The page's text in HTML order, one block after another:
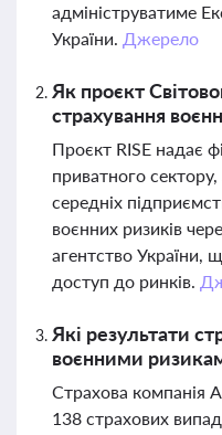
адмініструватиме
України. Джерело
Як проєкт
страхування
Проєкт RISE надає
приватного
середніх
воєнних ризиків
агентство України,
доступ до ринків.
Які результати
воєнними
Страхова компанія
138 страхових